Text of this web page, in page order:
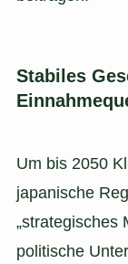
Stabiles
Um bis 2050
japanische
„strategisches
politische